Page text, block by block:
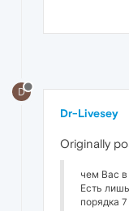
D
Dr-Livesey
Originally
чем Вас в
Есть
порядка